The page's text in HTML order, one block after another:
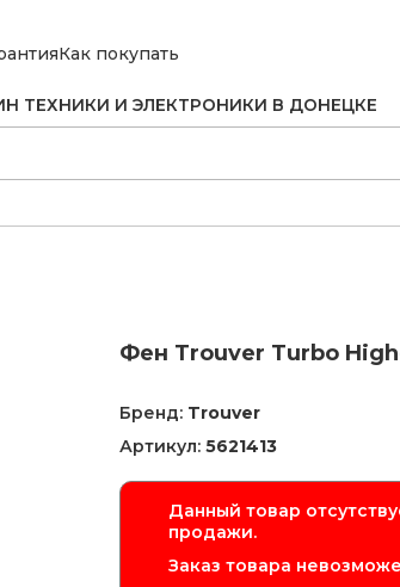
Как покупать
ТЕХНИКИ И ЭЛЕКТРОНИКИ В ДОНЕЦКЕ
Фен Trouver Turbo
Бренд: Trouver
Артикул: 5621413
Данный товар
продажи.
Заказ товара